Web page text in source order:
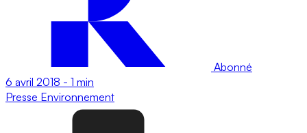
Abonné
6 avril 2018 - 1 min
Presse Environnement